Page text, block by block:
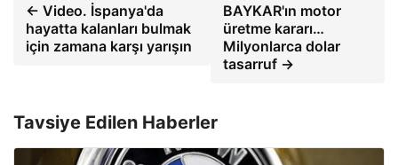
← Video. İspanya'da
hayatta kalanları bulmak
için zamana karşı yarışın
BAYKAR'ın motor
üretme kararı…
Milyonlarca dolar
tasarruf →
Tavsiye Edilen Haberler